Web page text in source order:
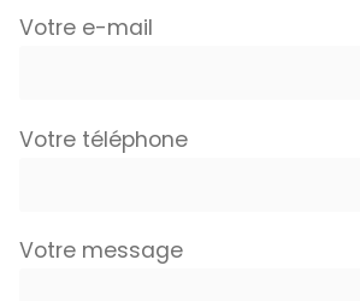
Votre e-mail
Votre téléphone
Votre message